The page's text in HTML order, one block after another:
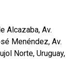
Alcazaba, Av.
Menéndez, Av.
Norte, Uruguay,